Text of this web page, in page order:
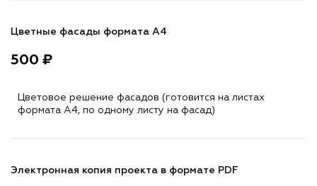
Цветные фасады формата А4
500 ₽
Цветовое решение фасадов (готовится на листах
формата A4, по одному листу на фасад)
Электронная копия проекта в формате PDF